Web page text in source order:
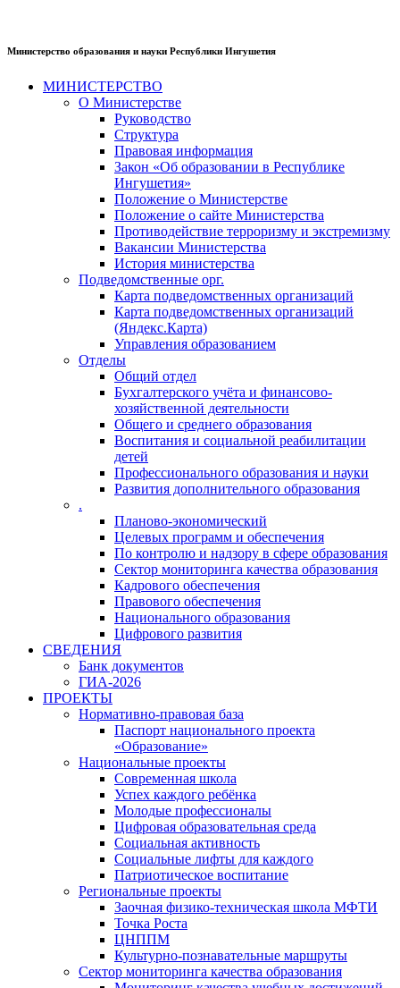
Министерство образования и науки Республики Ингушетия
МИНИСТЕРСТВО
О Министерстве
Руководство
Структура
Правовая информация
Закон «Об образовании в Республике
Ингушетия»
Положение о Министерстве
Положение о сайте Министерства
Противодействие терроризму и экстремизму
Вакансии Министерства
История министерства
Подведомственные орг.
Карта подведомственных организаций
Карта подведомственных организаций
(Яндекс.Карта)
Управления образованием
Отделы
Общий отдел
Бухгалтерского учёта и финансово-
хозяйственной деятельности
Общего и среднего образования
Воспитания и социальной реабилитации
детей
Профессионального образования и науки
Развития дополнительного образования
.
Планово-экономический
Целевых программ и обеспечения
По контролю и надзору в сфере образования
Сектор мониторинга качества образования
Кадрового обеспечения
Правового обеспечения
Национального образования
Цифрового развития
СВЕДЕНИЯ
Банк документов
ГИА-2026
ПРОЕКТЫ
Нормативно-правовая база
Паспорт национального проекта
«Образование»
Национальные проекты
Современная школа
Успех каждого ребёнка
Молодые профессионалы
Цифровая образовательная среда
Социальная активность
Социальные лифты для каждого
Патриотическое воспитание
Региональные проекты
Заочная физико-техническая школа МФТИ
Точка Роста
ЦНППМ
Культурно-познавательные маршруты
Сектор мониторинга качества образования